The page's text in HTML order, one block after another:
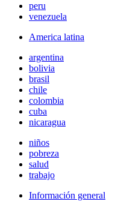
peru
venezuela
America latina
argentina
bolivia
brasil
chile
colombia
cuba
nicaragua
niños
pobreza
salud
trabajo
Información general